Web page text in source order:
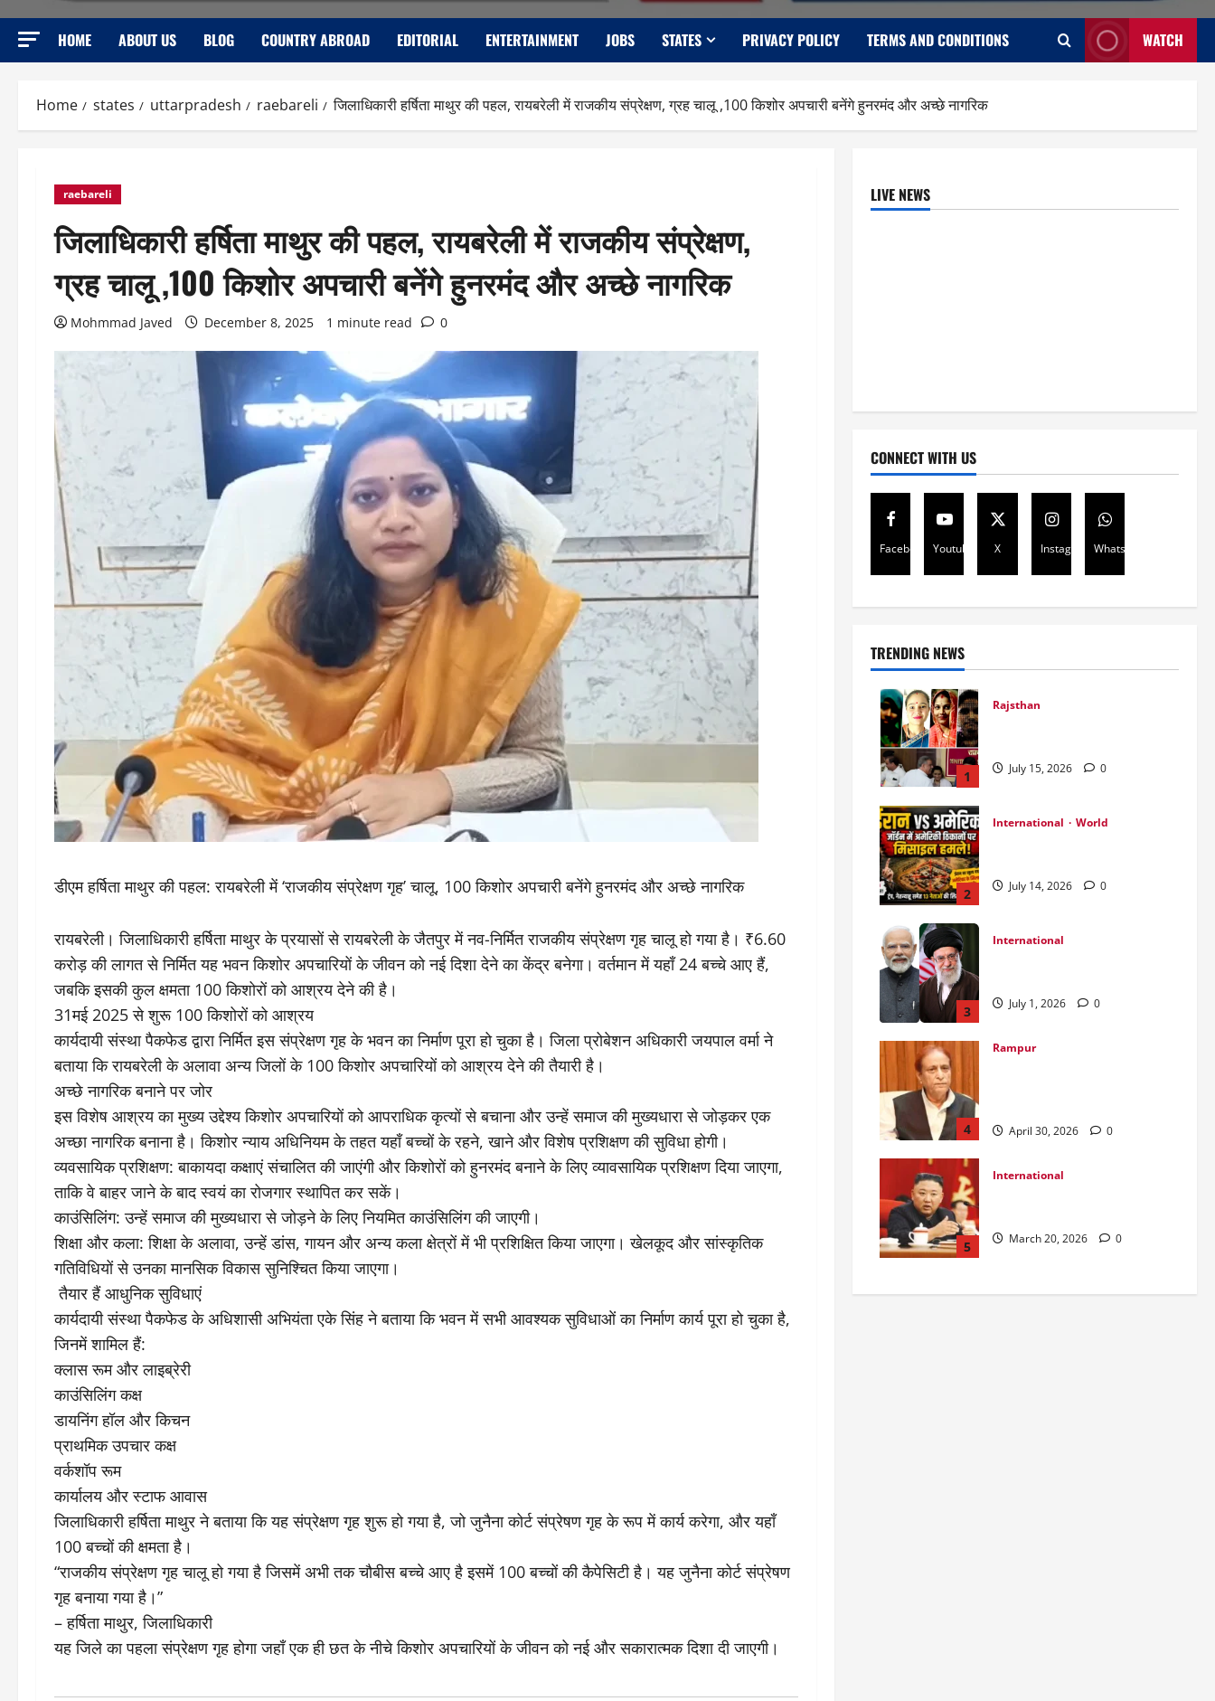
HOME ABOUT US BLOG COUNTRY ABROAD EDITORIAL ENTERTAINMENT JOBS STATES PRIVACY POLICY TERMS AND CONDITIONS WATCH
Home states uttarpradesh raebareli जिलाधिकारी हर्षिता माथुर की पहल, रायबरेली में राजकीय संप्रेक्षण, ग्रह चालू ,100 किशोर अपचारी बनेंगे हुनरमंद और अच्छे नागरिक
raebareli
जिलाधिकारी हर्षिता माथुर की पहल, रायबरेली में राजकीय संप्रेक्षण,
ग्रह चालू ,100 किशोर अपचारी बनेंगे हुनरमंद और अच्छे नागरिक
Mohmmad Javed December 8, 2025 1 minute read 0
डीएम हर्षिता माथुर की पहल: रायबरेली में ‘राजकीय संप्रेक्षण गृह’ चालू, 100 किशोर अपचारी बनेंगे हुनरमंद और अच्छे नागरिक
​रायबरेली। जिलाधिकारी हर्षिता माथुर के प्रयासों से रायबरेली के जैतपुर में नव-निर्मित राजकीय संप्रेक्षण गृह चालू हो गया है। ₹6.60
करोड़ की लागत से निर्मित यह भवन किशोर अपचारियों के जीवन को नई दिशा देने का केंद्र बनेगा। वर्तमान में यहाँ 24 बच्चे आए हैं,
जबकि इसकी कुल क्षमता 100 किशोरों को आश्रय देने की है।
​31मई 2025 से शुरू 100 किशोरों को आश्रय
​कार्यदायी संस्था पैकफेड द्वारा निर्मित इस संप्रेक्षण गृह के भवन का निर्माण पूरा हो चुका है। जिला प्रोबेशन अधिकारी जयपाल वर्मा ने
बताया कि रायबरेली के अलावा अन्य जिलों के 100 किशोर अपचारियों को आश्रय देने की तैयारी है।
​अच्छे नागरिक बनाने पर जोर
​इस विशेष आश्रय का मुख्य उद्देश्य किशोर अपचारियों को आपराधिक कृत्यों से बचाना और उन्हें समाज की मुख्यधारा से जोड़कर एक
अच्छा नागरिक बनाना है। किशोर न्याय अधिनियम के तहत यहाँ बच्चों के रहने, खाने और विशेष प्रशिक्षण की सुविधा होगी।
​व्यवसायिक प्रशिक्षण: बाकायदा कक्षाएं संचालित की जाएंगी और किशोरों को हुनरमंद बनाने के लिए व्यावसायिक प्रशिक्षण दिया जाएगा,
ताकि वे बाहर जाने के बाद स्वयं का रोजगार स्थापित कर सकें।
​काउंसिलिंग: उन्हें समाज की मुख्यधारा से जोड़ने के लिए नियमित काउंसिलिंग की जाएगी।
​शिक्षा और कला: शिक्षा के अलावा, उन्हें डांस, गायन और अन्य कला क्षेत्रों में भी प्रशिक्षित किया जाएगा। खेलकूद और सांस्कृतिक
गतिविधियों से उनका मानसिक विकास सुनिश्चित किया जाएगा।
​ तैयार हैं आधुनिक सुविधाएं
​कार्यदायी संस्था पैकफेड के अधिशासी अभियंता एके सिंह ने बताया कि भवन में सभी आवश्यक सुविधाओं का निर्माण कार्य पूरा हो चुका है,
जिनमें शामिल हैं:
​क्लास रूम और लाइब्रेरी
​काउंसिलिंग कक्ष
​डायनिंग हॉल और किचन
​प्राथमिक उपचार कक्ष
​वर्कशॉप रूम
​कार्यालय और स्टाफ आवास
​जिलाधिकारी हर्षिता माथुर ने बताया कि यह संप्रेक्षण गृह शुरू हो गया है, जो जुनैना कोर्ट संप्रेषण गृह के रूप में कार्य करेगा, और यहाँ
100 बच्चों की क्षमता है।
​“राजकीय संप्रेक्षण गृह चालू हो गया है जिसमें अभी तक चौबीस बच्चे आए है इसमें 100 बच्चों की कैपेसिटी है। यह जुनैना कोर्ट संप्रेषण
गृह बनाया गया है।”
– हर्षिता माथुर, जिलाधिकारी
​यह जिले का पहला संप्रेक्षण गृह होगा जहाँ एक ही छत के नीचे किशोर अपचारियों के जीवन को नई और सकारात्मक दिशा दी जाएगी।
LIVE NEWS
CONNECT WITH US
Facebook Youtube X Instagram Whatsapp
TRENDING NEWS
1
Rajsthan
July 15, 2026 0
2
International World
July 14, 2026 0
3
International
July 1, 2026 0
4
Rampur
April 30, 2026 0
5
International
March 20, 2026 0